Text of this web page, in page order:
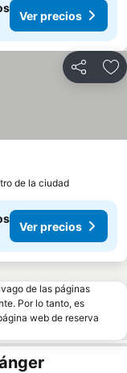
Ver precios
Compartir
de la ciudad
Ver precios
de las páginas
Por lo tanto, es
web de reserva